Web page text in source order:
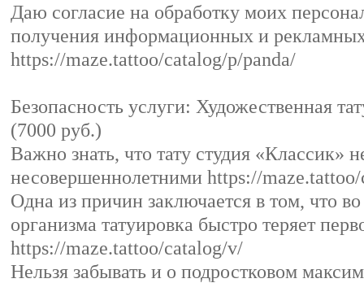
Даю согласие на обработку моих
получения информационных и
https://maze.tattoo/catalog/p/panda/
Безопасность услуги: Художественная
(7000 руб.)
Важно знать, что тату студия «Классик»
несовершеннолетними https://
Одна из причин заключается в том, что
организма татуировка быстро теряет
https://maze.tattoo/catalog/v/
Нельзя забывать и о подростковом